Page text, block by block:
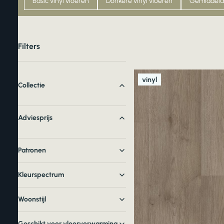
Filters
Collectie
Adviesprijs
Patronen
Kleurspectrum
Woonstijl
vinyl